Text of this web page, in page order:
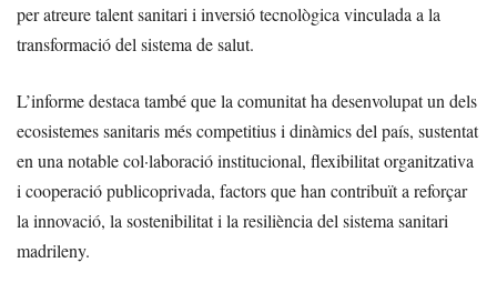
per atreure talent sanitari i inversió tecnològica vinculada a la
transformació del sistema de salut.
L’informe destaca també que la comunitat ha desenvolupat un dels
ecosistemes sanitaris més competitius i dinàmics del país, sustentat
en una notable col·laboració institucional, flexibilitat organitzativa
i cooperació publicoprivada, factors que han contribuït a reforçar
la innovació, la sostenibilitat i la resiliència del sistema sanitari
madrileny.